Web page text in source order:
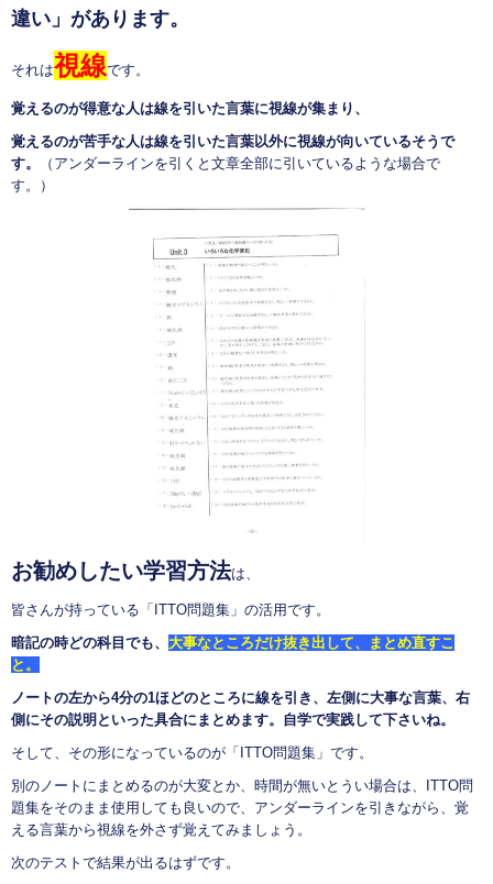
違い」があります。
それは視線です。
覚えるのが得意な人は線を引いた言葉に視線が集まり、
覚えるのが苦手な人は線を引いた言葉以外に視線が向いているそうで
す。
（アンダーラインを引くと文章全部に引いているような場合で
す。）
お勧めしたい学習方法は、
皆さんが持っている「ITTO問題集」の活用です。
暗記の時どの科目でも、 大事なところだけ抜き出して、まとめ直すこ
と。
ノートの左から4分の1ほどのところに線を引き、左側に大事な言葉、右
側にその説明といった具合にまとめます。自学で実践して下さいね。
そして、その形になっているのが「ITTO問題集」です。
別のノートにまとめるのが大変とか、時間が無いとうい場合は、ITTO問
題集をそのまま使用しても良いので、アンダーラインを引きながら、覚
える言葉から視線を外さず覚えてみましょう。
次のテストで結果が出るはずです。